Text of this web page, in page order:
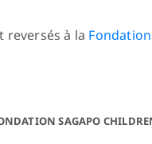
reversés à la
SAGAPO